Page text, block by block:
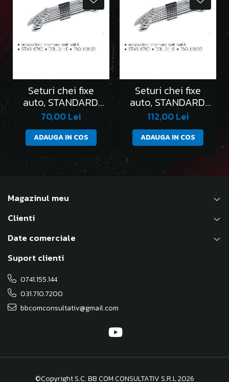
Seturi chei fixe
auto, STANDARD,
în clemă/6 bucati
70,00 Lei
ADAUGA IN COS
Seturi chei fixe
auto, STANDARD,
în clemă/8 bucati
112,00 Lei
ADAUGA IN COS
Magazinul meu
Clienti
Date comerciale
Suport clienti
0741.155.144
031.710.7200
bbcomconsultativ@gmail.com
©Copyright S.C. BB COM CONSULTATIV S.R.L 2026